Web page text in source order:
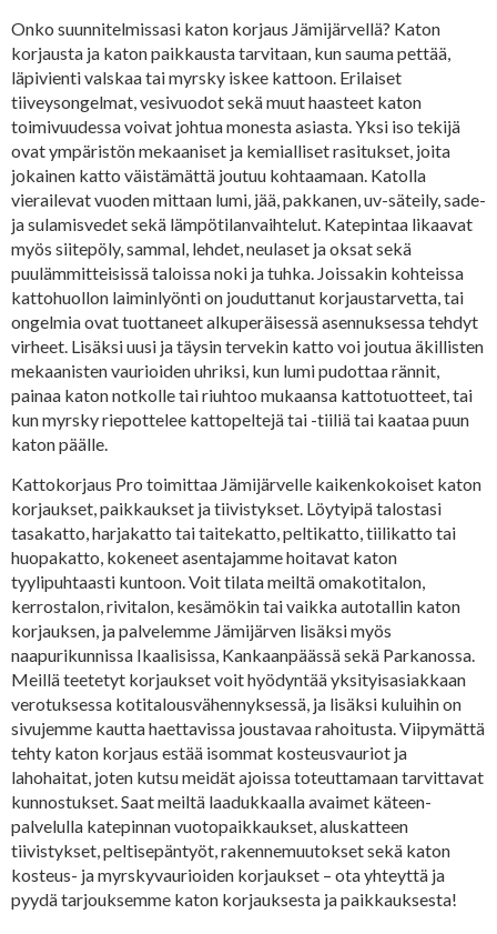
Onko suunnitelmissasi katon korjaus Jämijärvellä? Katon
korjausta ja katon paikkausta tarvitaan, kun sauma pettää,
läpivienti valskaa tai myrsky iskee kattoon. Erilaiset
tiiveysongelmat, vesivuodot sekä muut haasteet katon
toimivuudessa voivat johtua monesta asiasta. Yksi iso tekijä
ovat ympäristön mekaaniset ja kemialliset rasitukset, joita
jokainen katto väistämättä joutuu kohtaamaan. Katolla
vierailevat vuoden mittaan lumi, jää, pakkanen, uv-säteily, sade-
ja sulamisvedet sekä lämpötilanvaihtelut. Katepintaa likaavat
myös siitepöly, sammal, lehdet, neulaset ja oksat sekä
puulämmitteisissä taloissa noki ja tuhka. Joissakin kohteissa
kattohuollon laiminlyönti on jouduttanut korjaustarvetta, tai
ongelmia ovat tuottaneet alkuperäisessä asennuksessa tehdyt
virheet. Lisäksi uusi ja täysin tervekin katto voi joutua äkillisten
mekaanisten vaurioiden uhriksi, kun lumi pudottaa rännit,
painaa katon notkolle tai riuhtoo mukaansa kattotuotteet, tai
kun myrsky riepottelee kattopeltejä tai -tiiliä tai kaataa puun
katon päälle.
Kattokorjaus Pro toimittaa Jämijärvelle kaikenkokoiset katon
korjaukset, paikkaukset ja tiivistykset. Löytyipä talostasi
tasakatto, harjakatto tai taitekatto, peltikatto, tiilikatto tai
huopakatto, kokeneet asentajamme hoitavat katon
tyylipuhtaasti kuntoon. Voit tilata meiltä omakotitalon,
kerrostalon, rivitalon, kesämökin tai vaikka autotallin katon
korjauksen, ja palvelemme Jämijärven lisäksi myös
naapurikunnissa Ikaalisissa, Kankaanpäässä sekä Parkanossa.
Meillä teetetyt korjaukset voit hyödyntää yksityisasiakkaan
verotuksessa kotitalousvähennyksessä, ja lisäksi kuluihin on
sivujemme kautta haettavissa joustavaa rahoitusta. Viipymättä
tehty katon korjaus estää isommat kosteusvauriot ja
lahohaitat, joten kutsu meidät ajoissa toteuttamaan tarvittavat
kunnostukset. Saat meiltä laadukkaalla avaimet käteen-
palvelulla katepinnan vuotopaikkaukset, aluskatteen
tiivistykset, peltisepäntyöt, rakennemuutokset sekä katon
kosteus- ja myrskyvaurioiden korjaukset – ota yhteyttä ja
pyydä tarjouksemme katon korjauksesta ja paikkauksesta!